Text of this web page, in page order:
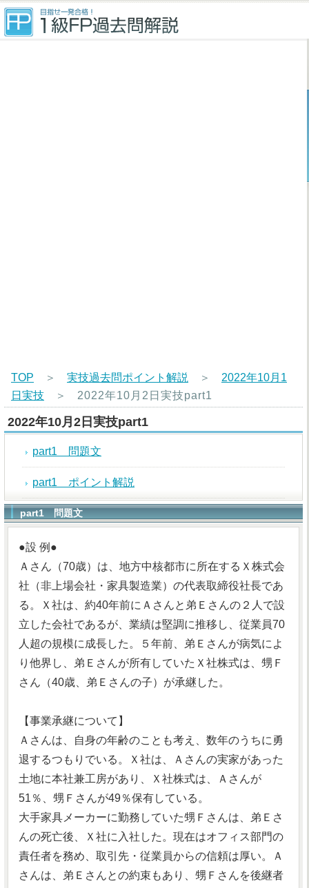
TOP ＞ 実技過去問ポイント解説 ＞ 2022年10月1
日実技 ＞ 2022年10月2日実技part1
2022年10月2日実技part1
part1 問題文
part1 ポイント解説
part1 問題文
●設 例●
Ａさん（70歳）は、地方中核都市に所在するＸ株式会
社（非上場会社・家具製造業）の代表取締役社長であ
る。Ｘ社は、約40年前にＡさんと弟Ｅさんの２人で設
立した会社であるが、業績は堅調に推移し、従業員70
人超の規模に成長した。５年前、弟Ｅさんが病気によ
り他界し、弟Ｅさんが所有していたＸ社株式は、甥Ｆ
さん（40歳、弟Ｅさんの子）が承継した。
【事業承継について】
Ａさんは、自身の年齢のことも考え、数年のうちに勇
退するつもりでいる。Ｘ社は、Ａさんの実家があった
土地に本社兼工房があり、Ｘ社株式は、Ａさんが
51％、甥Ｆさんが49％保有している。
大手家具メーカーに勤務していた甥Ｆさんは、弟Ｅさ
んの死亡後、Ｘ社に入社した。現在はオフィス部門の
責任者を務め、取引先・従業員からの信頼は厚い。Ａ
さんは、弟Ｅさんとの約束もあり、甥Ｆさんを後継者